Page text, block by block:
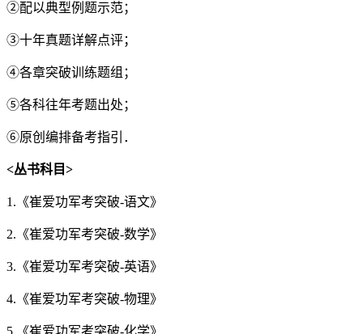
②配以典型例题示范；
③十年真题详解点评；
④各章突破训练题组；
⑤各科往年考题出处；
⑥原创编排备考指引．
<丛书科目>
1.《崔爱功军考突破-语文》
2.《崔爱功军考突破-数学》
3.《崔爱功军考突破-英语》
4.《崔爱功军考突破-物理》